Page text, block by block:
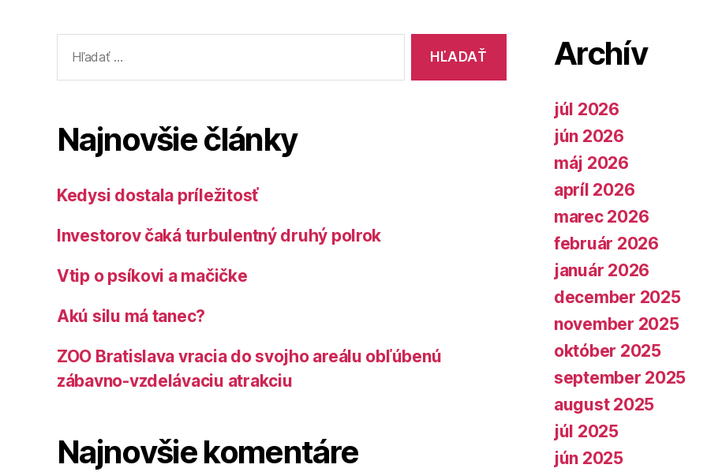
Najnovšie články
Kedysi dostala príležitosť
Investorov čaká turbulentný druhý polrok
Vtip o psíkovi a mačičke
Akú silu má tanec?
ZOO Bratislava vracia do svojho areálu obľúbenú
zábavno-vzdelávaciu atrakciu
Najnovšie komentáre
Archív
júl 2026
jún 2026
máj 2026
apríl 2026
marec 2026
február 2026
január 2026
december 2025
november 2025
október 2025
september 2025
august 2025
júl 2025
jún 2025